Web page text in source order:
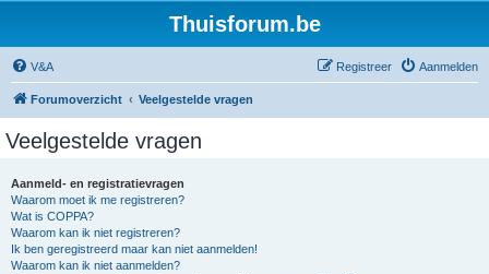
Thuisforum.be
V&A Aanmelden
Registreer
Forumoverzicht Veelgestelde vragen
Veelgestelde vragen
Aanmeld- en registratievragen
Waarom moet ik me registreren?
Wat is COPPA?
Waarom kan ik niet registreren?
Ik ben geregistreerd maar kan niet aanmelden!
Waarom kan ik niet aanmelden?